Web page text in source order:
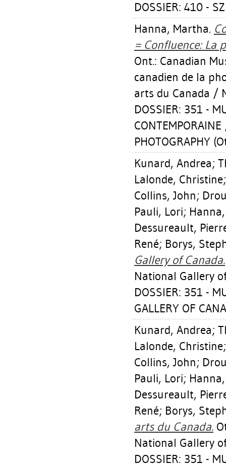
DOSSIER: 410 -
Hanna, Martha.
= Confluence: La
Ont.: Canadian
canadien de la
arts du Canada /
DOSSIER: 351 -
PHOTOGRAPHY
Kunard, Andrea;
Lalonde, Christine
Collins, John;
Pauli, Lori;
Dessureault,
René; Borys,
Gallery of Canada.
National Gallery
DOSSIER: 351 -
GALLERY OF
Kunard, Andrea;
Lalonde, Christine
Collins, John;
Pauli, Lori;
Dessureault,
René; Borys,
arts du Canada.
National Gallery
DOSSIER: 351 -